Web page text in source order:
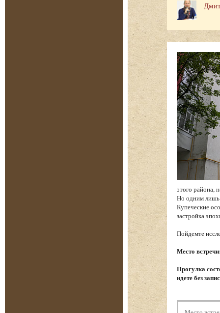
этого района,
Но одним лишь
Купеческие
застройка
Пойдемте
Место
Прогулка
идете без